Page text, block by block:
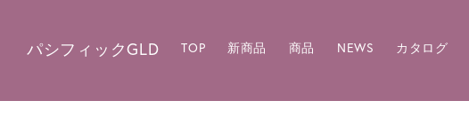
パシフィックGLD TOP 新商品 商品 NEWS カタログ